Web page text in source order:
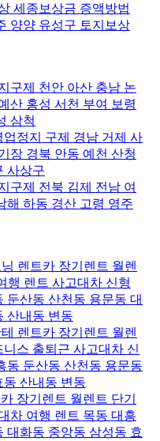
세종보상금 증액방법
양양 유성구 토지보상
구제 천안 아산 충남 논
산 홍성 서천 부여 보령
삼척
정지 구제 경남 거제 사
장 경북 안동 예천 산청
사상구
구제 전북 김제 전남 여
해 하동 경산 고령 영주
렌트카 장기렌트 월렌
행 렌트 사고대차 신형
둔산동 산천동 용문동 대
산내동 변동
렌트카 장기렌트 월렌
스 출퇴근 사고대차 신
동 둔산동 산천동 용문동
산내동 변동
장기렌트 월렌트 단기
차 여행 렌트 목동 대흥
대화동 중앙동 삼성동 효